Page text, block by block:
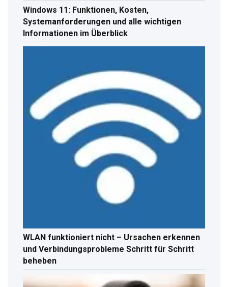
Windows 11: Funktionen, Kosten,
Systemanforderungen und alle wichtigen
Informationen im Überblick
WLAN funktioniert nicht – Ursachen erkennen
und Verbindungsprobleme Schritt für Schritt
beheben